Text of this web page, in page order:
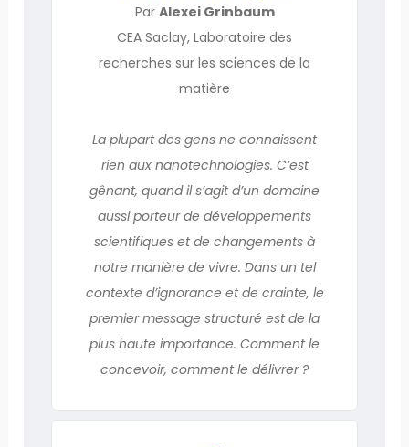
Par Alexei Grinbaum
CEA Saclay, Laboratoire des
recherches sur les sciences de la
matière
La plupart des gens ne connaissent
rien aux nanotechnologies. C’est
gênant, quand il s’agit d’un domaine
aussi porteur de développements
scientifiques et de changements à
notre manière de vivre. Dans un tel
contexte d’ignorance et de crainte, le
premier message structuré est de la
plus haute importance. Comment le
concevoir, comment le délivrer ?